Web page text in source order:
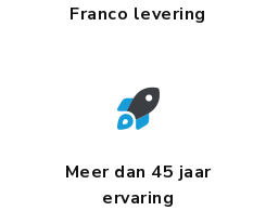
Franco levering
Meer dan 45 jaar
ervaring